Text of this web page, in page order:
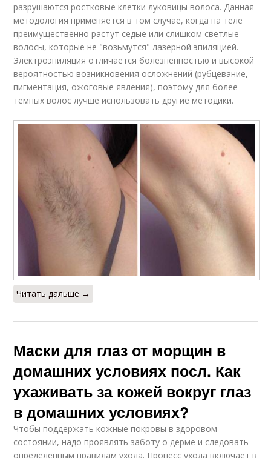
разрушаются ростковые клетки луковицы волоса. Данная
методология применяется в том случае, когда на теле
преимущественно растут седые или слишком светлые
волосы, которые не "возьмутся" лазерной эпиляцией.
Электроэпиляция отличается болезненностью и высокой
вероятностью возникновения осложнений (рубцевание,
пигментация, ожоговые явления), поэтому для более
темных волос лучше использовать другие методики.
Читать дальше →
Маски для глаз от морщин в
домашних условиях посл. Как
ухаживать за кожей вокруг глаз
в домашних условиях?
Чтобы поддержать кожные покровы в здоровом
состоянии, надо проявлять заботу о дерме и следовать
определенным правилам ухода. Процесс ухода включает в